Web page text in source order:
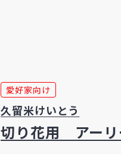
愛好家向け
久留米けいとう
切り花用 アーリ